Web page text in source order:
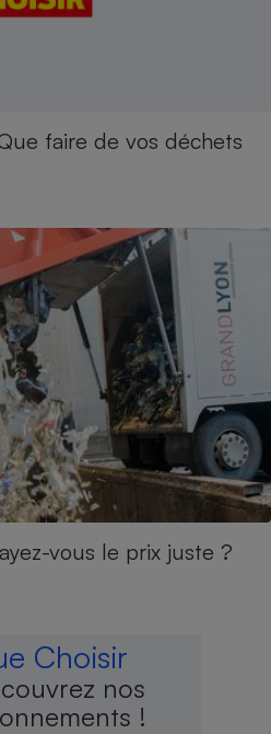
faire de vos déchets
vous le prix juste ?
Choisir
nos
!